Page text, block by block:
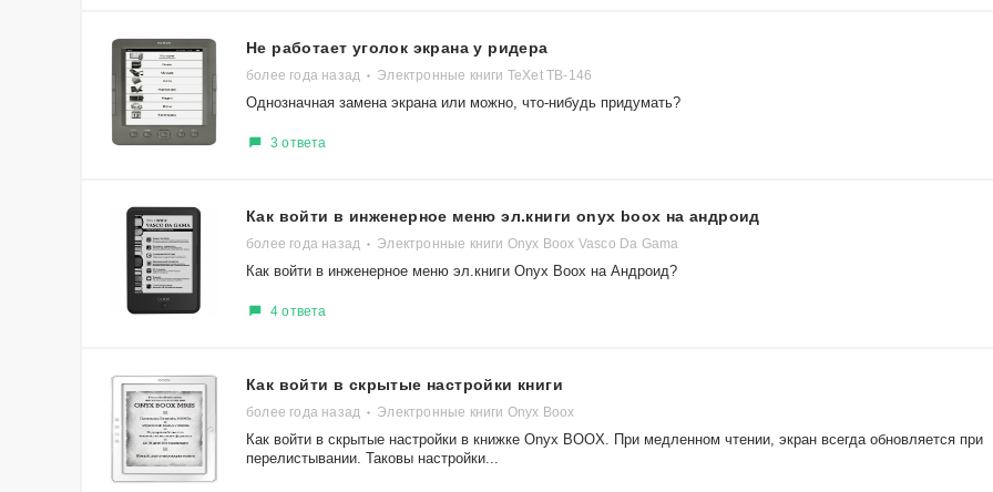
Не работает уголок экрана у ридера
более года назад Электронные книги TeXet TB-146
Однозначная замена экрана или можно, что-нибудь придумать?
3 ответа
Как войти в инженерное меню эл.книги onyx boox на андроид
более года назад Электронные книги Onyx Boox Vasco Da Gama
Как войти в инженерное меню эл.книги Onyx Boox на Андроид?
4 ответа
Как войти в скрытые настройки книги
более года назад Электронные книги Onyx Boox
Как войти в скрытые настройки в книжке Onyx BOOX. При медленном чтении, экран всегда обновляется при
перелистывании. Таковы настройки...